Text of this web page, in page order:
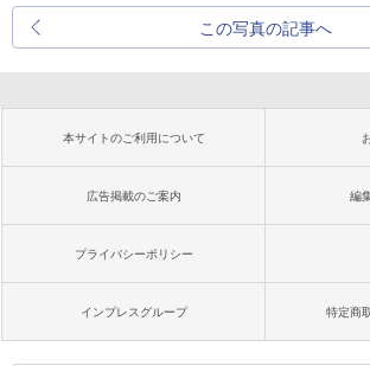
この写真の記事へ
本サイトのご利用について
広告掲載のご案内 編
プライバシーポリシー
インプレスグループ 特定商